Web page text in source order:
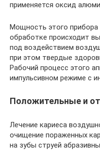
применяется оксид
Мощность этого прибора
обработке происходит
под воздействием
при этом твердые
Рабочий процесс этого
импульсивном режиме с
Положительные и
Лечение кариеса
очищение пораженных
на зубы струей